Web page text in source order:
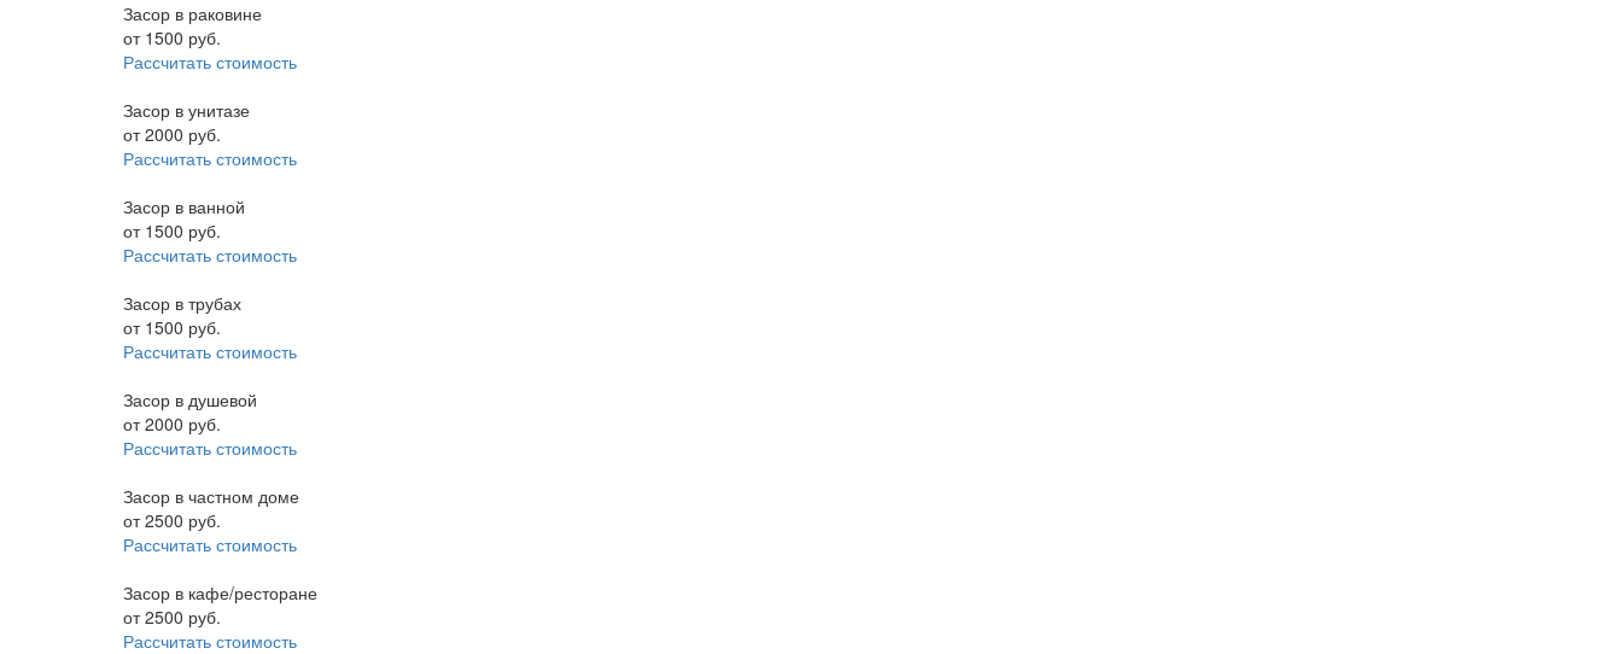
Засор в раковине
от 1500 руб.
Рассчитать стоимость
Засор в унитазе
от2000 руб.
Рассчитать стоимость
Засор в ванной
от 1500 руб.
Рассчитать стоимость
Засор в трубах
от 1500 руб.
Рассчитать стоимость
Засор в душевой
от2000 руб.
Рассчитать стоимость
Засор в частном доме
от2500 руб.
Рассчитать стоимость
Засор в кафе/ресторане
от2500 руб.
Рассчитать стоимость